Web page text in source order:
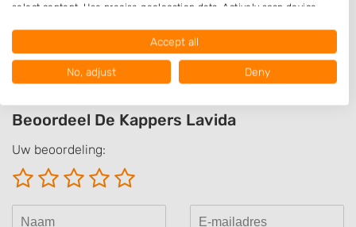
Openingstijden
Beoordeel De Kappers Lavida
Uw beoordeling:
select content. Use precise geolocation data. Actively scan device
Data may be shared outside of the European Union and send to the
Your consent and the cookie policy applies solely to this website/app.
View Partner List (1016 IAB Vendors)
We use your data for the following purposes:
IAB processing purposes:
Store and/or access information on a device
Use limited data to select advertising
Accept all
No, adjust Deny